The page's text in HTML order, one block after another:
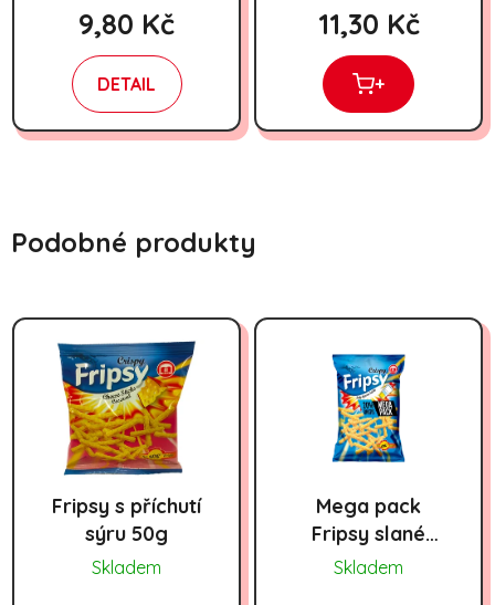
9,80 Kč
DETAIL
11,30 Kč
+
Podobné produkty
Fripsy s příchutí
sýru 50g
Skladem
Mega pack
Fripsy slané
tyčinky 120g
Skladem